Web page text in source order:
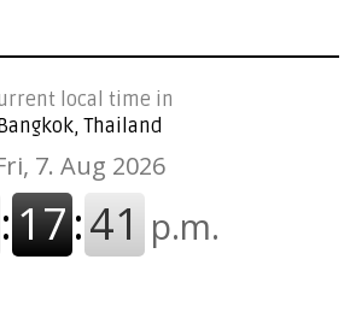
local time in
Thailand